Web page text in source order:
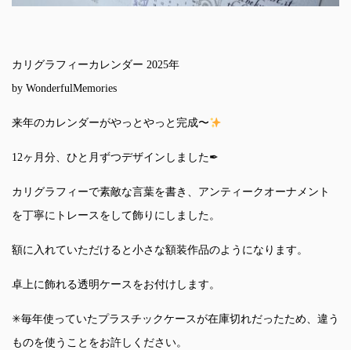
カリグラフィーカレンダー 2025年
by WonderfulMemories
来年のカレンダーがやっとやっと完成〜
12ヶ月分、ひと月ずつデザインしました✒
カリグラフィーで素敵な言葉を書き、アンティークオーナメント
を丁寧にトレースをして飾りにしました。
額に入れていただけると小さな額装作品のようになります。
卓上に飾れる透明ケースをお付けします。
✳毎年使っていたプラスチックケースが在庫切れだったため、違う
ものを使うことをお許しください。